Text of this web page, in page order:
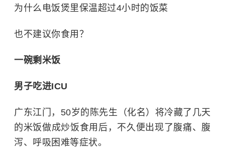
为什么电饭煲里保温超过4小时的饭菜
也不建议你食用？
一碗剩米饭
男子吃进ICU
广东江门，50岁的陈先生（化名）将冷藏了几天
的米饭做成炒饭食用后，不久便出现了腹痛、腹
泻、呼吸困难等症状。